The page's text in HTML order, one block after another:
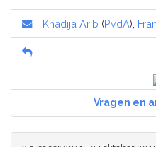
Khadija Arib (PvdA),
Vragen en